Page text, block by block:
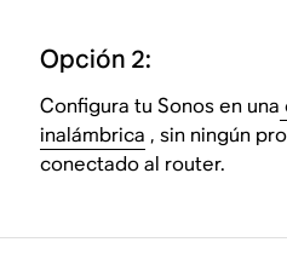
Opción 2:
Configura tu Sonos en una
inalámbrica , sin ningún
conectado al router.